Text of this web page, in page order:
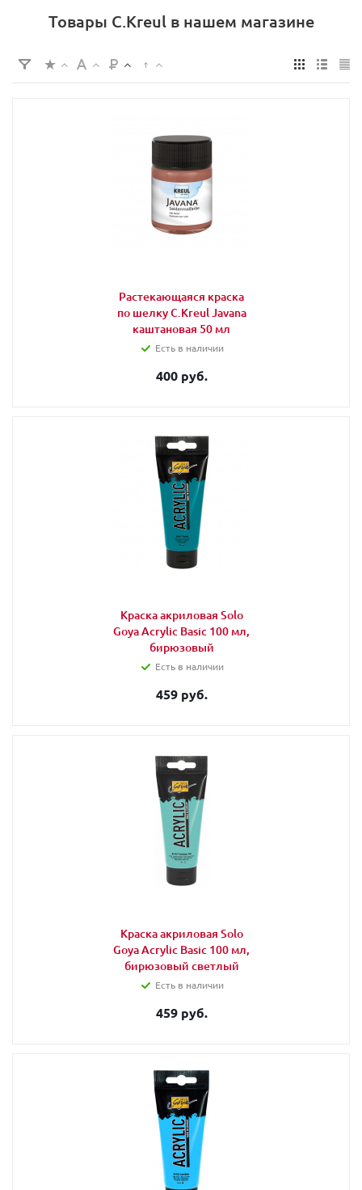
Товары C.Kreul в нашем магазине
Растекающаяся краска
по шелку C.Kreul Javana
каштановая 50 мл
Есть в наличии
400 руб.
Краска акриловая Solo
Goya Acrylic Basic 100 мл,
бирюзовый
Есть в наличии
459 руб.
Краска акриловая Solo
Goya Acrylic Basic 100 мл,
бирюзовый светлый
Есть в наличии
459 руб.